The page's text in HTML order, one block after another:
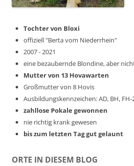
Tochter von Bloxi
offiziell "Berta vom Niederrhein"
2007 - 2021
eine bezaubernde Blondine, aber
Mutter von 13 Hovawarten
Großmutter von 8 Hovis
Ausbildungskennzeichen: AD, BH, FH-
zahllose Pokale gewonnen
nie richtig krank gewesen
bis zum letzten Tag gut gelaunt
ORTE IN DIESEM BLOG